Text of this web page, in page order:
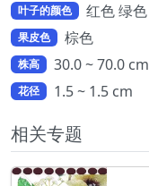
叶子的颜色 红色 绿色
果皮色 棕色
株高 30.0 ~ 70.0 cm
花径 1.5 ~ 1.5 cm
相关专题